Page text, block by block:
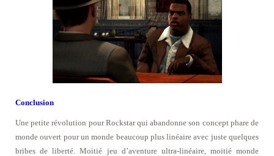
Conclusion
Une petite révolution pour Rockstar qui abandonne son concept phare de
monde ouvert pour un monde beaucoup plus linéaire avec juste quelques
bribes de liberté. Moitié jeu d’aventure ultra-linéaire, moitié monde